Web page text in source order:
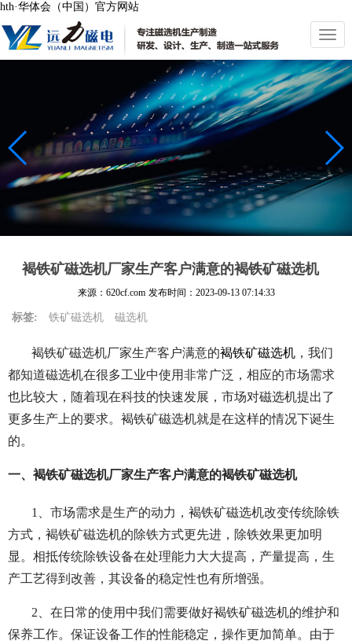
hth·华体会（中国）官方网站
切
换
导
航
褐铁矿磁选机厂家生产客户满意的褐铁矿磁选机
来源：620cf.com 发布时间： 2023-09-13 07:14:33
标签: 铁矿磁选机 磁选机
褐铁矿磁选机厂家生产客户满意的褐铁矿磁选机 ，我们
都知道磁选机在很多工业中使用非常广泛，相应的市场需求
也比较大，随着现在科技的快速发展，市场对磁选机提出了
更多生产上的要求。褐铁矿磁选机就是在这样的情况下诞生
的。
一、褐铁矿磁选机厂家生产客户满意的褐铁矿磁选机
1、市场需求是生产的动力，褐铁矿磁选机改变传统除铁
方式，褐铁矿磁选机的除铁方式更先进，除铁效果更加明
显。相抵传统除铁设备在处理能力大大提高，产量提高，生
产工艺得到改善，其设备的稳定性也有所增强。
2、在日常的使用中我们需要做好褐铁矿磁选机的维护和
保养工作。保证设备工作的性能稳定，操作更加简单。由于